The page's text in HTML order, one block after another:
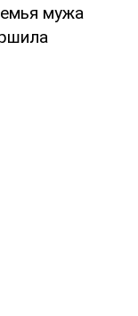
мужа